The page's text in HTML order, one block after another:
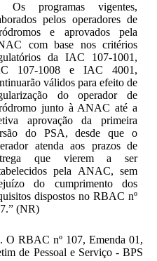
Os programas vigentes,
pelos operadores de
e aprovados pela
com base nos critérios
da IAC 107-1001,
107-1008 e IAC 4001,
válidos para efeito de
do operador de
junto à ANAC até a
aprovação da primeira
do PSA, desde que o
atenda aos prazos de
que vierem a ser
pela ANAC, sem
do cumprimento dos
dispostos no RBAC nº
(NR)
O RBAC nº 107, Emenda 01,
de Pessoal e Serviço - BPS